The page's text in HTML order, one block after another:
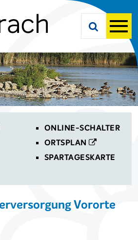
Suche
ONLINE-SCHALTER
ORTSPLAN
SPARTAGESKARTE
Vororte